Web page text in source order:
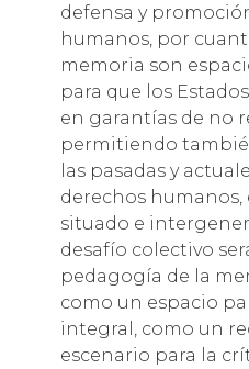
defensa y
humanos, por
memoria son
para que los
en garantías de no
permitiendo
las pasadas y
derechos
situado e
desafío colectivo
pedagogía de la
como un espacio
integral, como un
escenario para la